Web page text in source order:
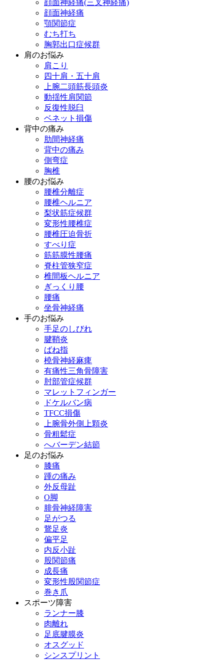
顔面神経痛(三叉神経痛)
顔面神経痛
顎関節症
むち打ち
胸郭出口症候群
肩のお悩み
肩こり
四十肩・五十肩
上腕二頭筋長頭炎
動揺性肩関節
反復性脱臼
ベネット損傷
背中の痛み
肋間神経痛
背中の痛み
側弯症
胸椎
腰のお悩み
腰椎分離症
腰椎ヘルニア
梨状筋症候群
変形性腰椎症
腰椎圧迫骨折
すべり症
筋筋膜性腰痛
脊柱管狭窄症
椎間板ヘルニア
ぎっくり腰
腰痛
坐骨神経痛
手のお悩み
手足のしびれ
腱鞘炎
ばね指
橈骨神経麻痺
有痛性三角骨障害
肘部管症候群
マレットフィンガー
ドケルバン病
TFCC損傷
上腕骨外側上顆炎
骨粗鬆症
へバーデン結節
足のお悩み
膝痛
踵の痛み
外反母趾
О脚
腓骨神経障害
足がつる
鵞足炎
偏平足
内反小趾
股関節痛
成長痛
変形性股関節症
巻き爪
スポーツ障害
ランナー膝
肉離れ
足底腱膜炎
オスグッド
シンスプリント